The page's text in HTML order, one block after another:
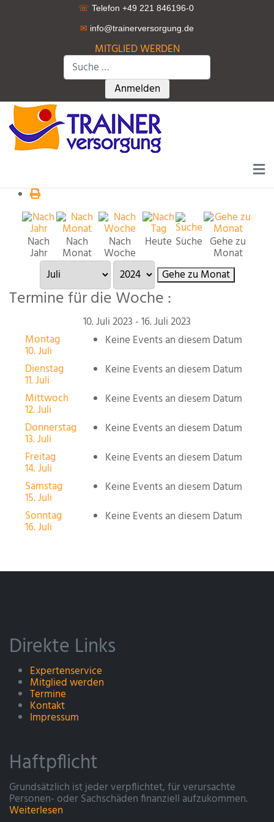
☏ Telefon +49 221 846196-0
✉ info@trainerversorgung.de
MITGLIED WERDEN
Suchen
Type 2 or more characters for
Anmelden
Nach
Jahr
Nach
Monat
Nach
Woche
Heute Suche Gehe zu
Monat
Gehe zu Monat
Termine für die Woche :
10. Juli 2023 - 16. Juli 2023
Montag
10. Juli
Keine Events an diesem Datum
Dienstag
11. Juli
Keine Events an diesem Datum
Mittwoch
12. Juli
Keine Events an diesem Datum
Donnerstag
13. Juli
Keine Events an diesem Datum
Freitag
14. Juli
Keine Events an diesem Datum
Samstag
15. Juli
Keine Events an diesem Datum
Sonntag
16. Juli
Keine Events an diesem Datum
Direkte Links
Expertenservice
Mitglied werden
Termine
Kontakt
Impressum
Haftpflicht
Grundsätzlich ist jeder verpflichtet, für verursachte
Personen- oder Sachschäden finanziell aufzukommen.
Weiterlesen